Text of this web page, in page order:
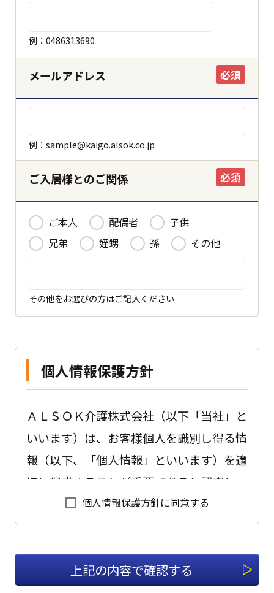
キャンセル
決定する
例：0486313690
メールアドレス 必須
例：sample@kaigo.alsok.co.jp
ご入居様とのご関係 必須
ご本人 配偶者
子供
兄弟
姪甥 孫 その他
その他をお選びの方はご記入ください
個人情報保護方針
ＡＬＳＯＫ介護株式会社（以下「当社」と
いいます）は、お客様個人を識別し得る情
報（以下、「個人情報」といいます）を適
切に保護することが重要であると認識し、
以下のように会社として取り組んでおりま
す。
1.適切な個人情報の収集、利用、
提供、預託を行います。
個人情報保護方針に同意する